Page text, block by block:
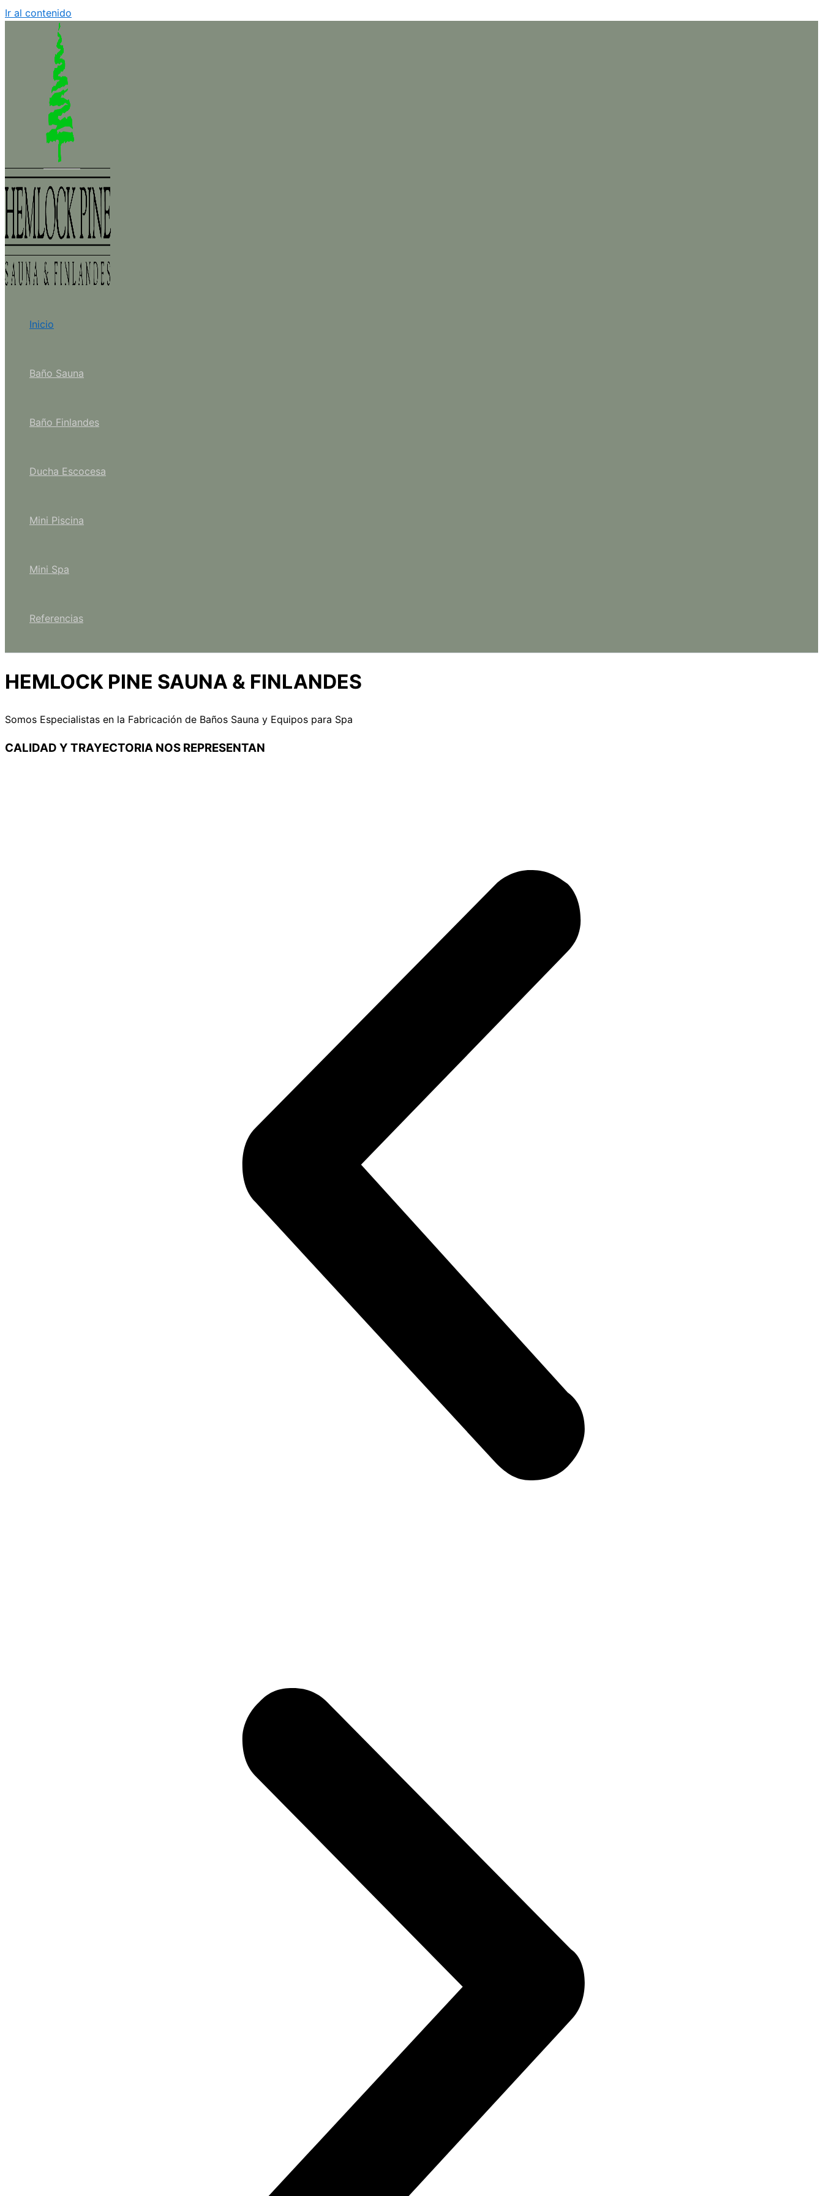
Ir al contenido
Inicio
Baño Sauna
Baño Finlandes
Ducha Escocesa
Mini Piscina
Mini Spa
Referencias
HEMLOCK PINE SAUNA & FINLANDES
Somos Especialistas en la Fabricación de Baños Sauna y Equipos para Spa
CALIDAD Y TRAYECTORIA NOS REPRESENTAN